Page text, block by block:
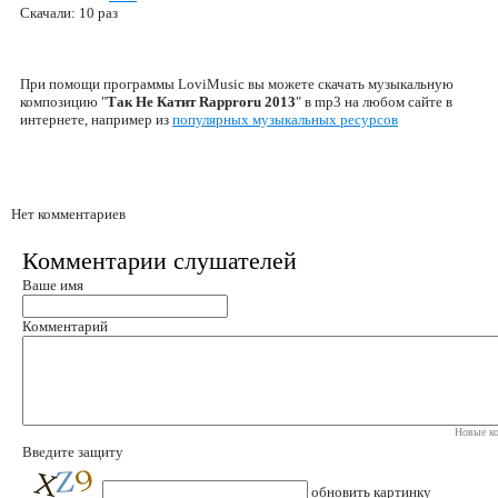
Скачали: 10 раз
При помощи программы LoviMusic вы можете скачать музыкальную
композицию "Так Не Катит Rapproru 2013" в mp3 на любом сайте в
интернете, например из популярных музыкальных ресурсов
Нет комментариев
Комментарии слушателей
Ваше имя
Комментарий
Новые
Введите защиту
обновить картинку